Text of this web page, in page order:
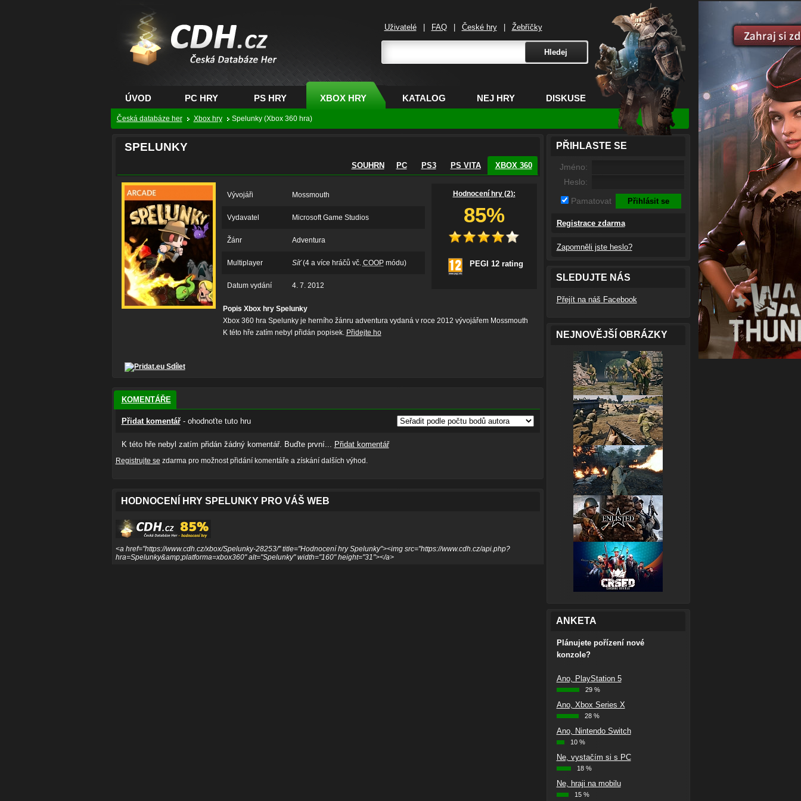
CDH.cz - hry na PC,
PS, XBOX - Česká
databáze her
Uživatelé FAQ České hry Žebříčky
ÚVOD PC HRY PS HRY XBOX HRY KATALOG NEJ HRY DISKUSE
Česká databáze her Xbox hry Spelunky (Xbox 360 hra)
SPELUNKY
SOUHRN PC PS3 PS VITA XBOX 360
Vývojáři Mossmouth
Vydavatel Microsoft Game Studios
Žánr Adventura
Multiplayer Síť(4 a více hráčů vč. COOPmódu)
Datum vydání 4. 7. 2012
Hodnocení hry (2):
85%
PEGI 12 rating
Popis Xbox hry Spelunky
Xbox 360 hra Spelunky je herního žánru adventura vydaná v roce 2012 vývojářem Mossmouth
K této hře zatím nebyl přidán popisek. Přidejte ho
Sdílet
KOMENTÁŘE
Přidat komentář- ohodnoťte tuto hru
K této hře nebyl zatím přidán žádný komentář. Buďte první... Přidat komentář
Registrujte se zdarma pro možnost přidání komentáře a získání dalších výhod.
HODNOCENÍ HRY SPELUNKY PRO VÁŠ WEB
<a href="https://www.cdh.cz/xbox/Spelunky-28253/" title="Hodnocení hry Spelunky"><img src="https://www.cdh.cz/api.php?
hra=Spelunky&amp;platforma=xbox360" alt="Spelunky" width="160" height="31"></a>
PŘIHLASTE SE
Jméno:
Heslo:
Pamatovat
Registrace zdarma
Zapomněli jste heslo?
SLEDUJTE NÁS
Přejít na náš Facebook
NEJNOVĚJŠÍ OBRÁZKY
ANKETA
Plánujete pořízení nové
konzole?
Ano, PlayStation 5
29 %
Ano, Xbox Series X
28 %
Ano, Nintendo Switch
10 %
Ne, vystačím si s PC
18 %
Ne, hraji na mobilu
15 %